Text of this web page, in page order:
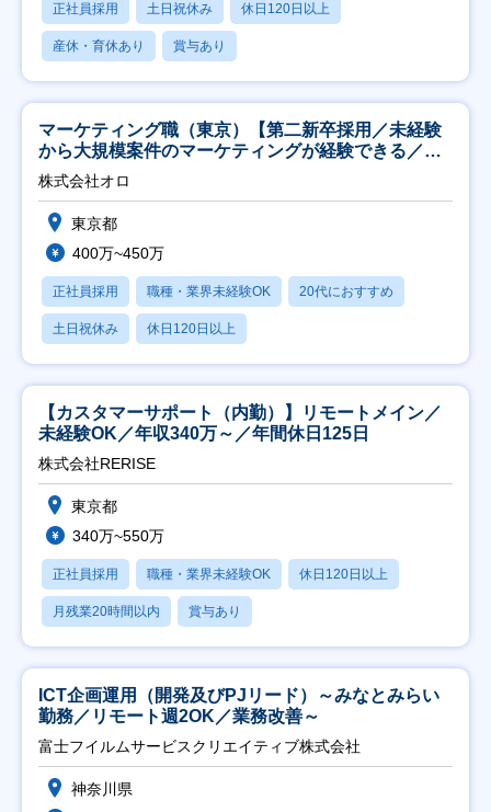
正社員採用 土日祝休み 休日120日以上
産休・育休あり 賞与あり
マーケティング職（東京）【第二新卒採用／未経験
から大規模案件のマーケティングが経験できる／研
修充実】
株式会社オロ
東京都
400万~450万
正社員採用 職種・業界未経験OK 20代におすすめ
土日祝休み 休日120日以上
【カスタマーサポート（内勤）】リモートメイン／
未経験OK／年収340万～／年間休日125日
株式会社RERISE
東京都
340万~550万
正社員採用 職種・業界未経験OK 休日120日以上
月残業20時間以内 賞与あり
ICT企画運用（開発及びPJリード）～みなとみらい
勤務／リモート週2OK／業務改善～
富士フイルムサービスクリエイティブ株式会社
神奈川県